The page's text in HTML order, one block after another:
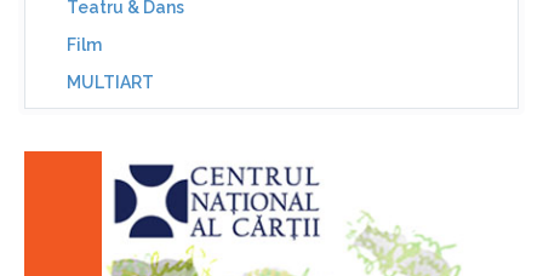
Teatru & Dans
Film
MULTIART